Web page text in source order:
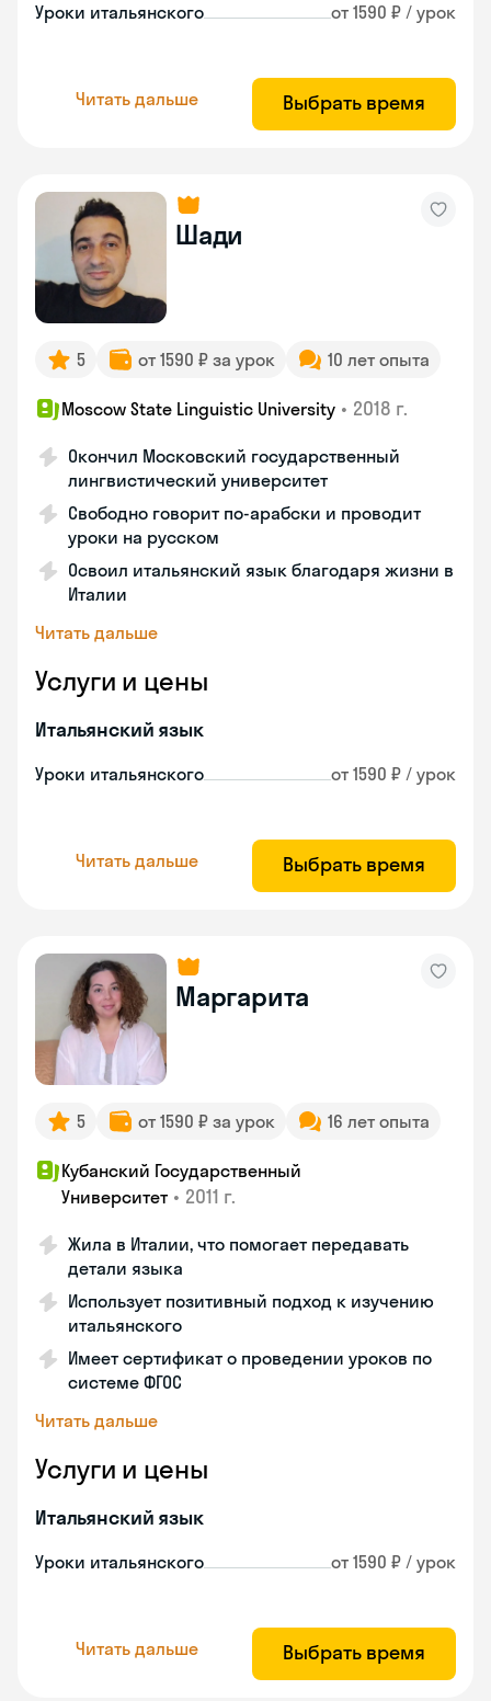
Уроки итальянского от 1590 ₽ / урок
Читать дальше Выбрать время
Шади
5 от 1590 ₽ за урок 10 лет опыта
Moscow State Linguistic University • 2018 г.
Окончил Московский государственный
лингвистический университет
Свободно говорит по-арабски и проводит
уроки на русском
Освоил итальянский язык благодаря жизни в
Италии
Читать дальше
Услуги и цены
Итальянский язык
Уроки итальянского от 1590 ₽ / урок
Читать дальше Выбрать время
Маргарита
5 от 1590 ₽ за урок 16 лет опыта
Кубанский Государственный
Университет • 2011 г.
Жила в Италии, что помогает передавать
детали языка
Использует позитивный подход к изучению
итальянского
Имеет сертификат о проведении уроков по
системе ФГОС
Читать дальше
Услуги и цены
Итальянский язык
Уроки итальянского от 1590 ₽ / урок
Читать дальше Выбрать время